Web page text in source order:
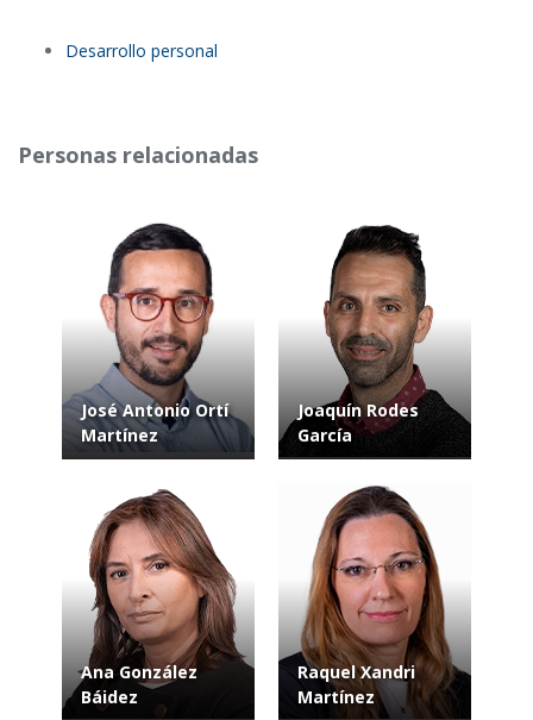
Desarrollo personal
Personas relacionadas
José Antonio Ortí
Martínez
Joaquín Rodes
García
Ana González
Báidez
Raquel Xandri
Martínez